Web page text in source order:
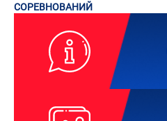
СОРЕВНОВАНИЙ